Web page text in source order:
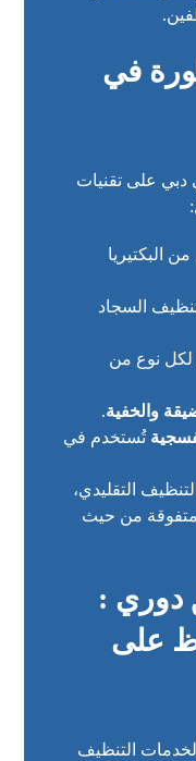
في
دبي على تقنيات
البكتيريا
السجاد
نوع من
والخفية.
تُستخدم في
التقليدي،
متفوقة من حيث
دوري :
على
التنظيف